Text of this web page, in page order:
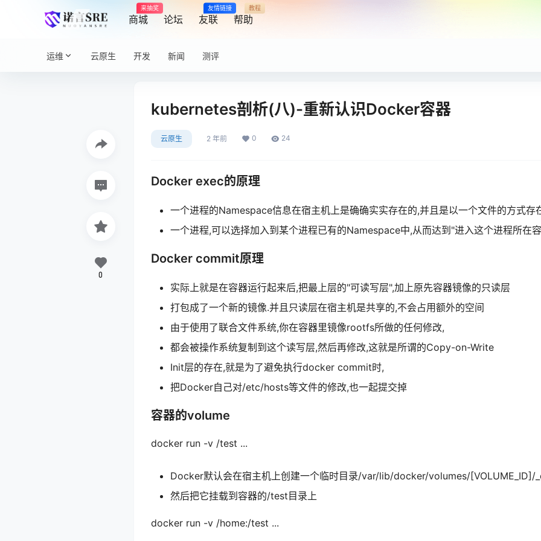
商城
来抽奖
论坛 友联
友情链接
帮助
教程
运维 云原生 开发 新闻 测评
kubernetes剖析(八)-重新认识Docker容器
云原生 2 年前 0 24
Docker exec的原理
一个进程的Namespace信息在宿主机上是确确实实存在的,并且是以一个文件的方式存
一个进程,可以选择加入到某个进程已有的Namespace中,从而达到"进入这个进程所在
Docker commit原理
实际上就是在容器运行起来后,把最上层的"可读写层",加上原先容器镜像的只读层
打包成了一个新的镜像.并且只读层在宿主机是共享的,不会占用额外的空间
由于使用了联合文件系统,你在容器里镜像rootfs所做的任何修改,
都会被操作系统复制到这个读写层,然后再修改,这就是所谓的Copy-on-Write
Init层的存在,就是为了避免执行docker commit时,
把Docker自己对/etc/hosts等文件的修改,也一起提交掉
容器的volume
docker run -v /test ...
Docker默认会在宿主机上创建一个临时目录/var/lib/docker/volumes/[VOLUME_ID]/
然后把它挂载到容器的/test目录上
docker run -v /home:/test ...
0